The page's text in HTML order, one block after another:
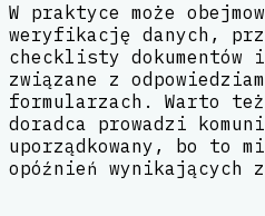
W praktyce może
weryfikację danych,
checklisty dokumentów
związane z
formularzach. Warto
doradca prowadzi
uporządkowany, bo to
opóźnień wynikających